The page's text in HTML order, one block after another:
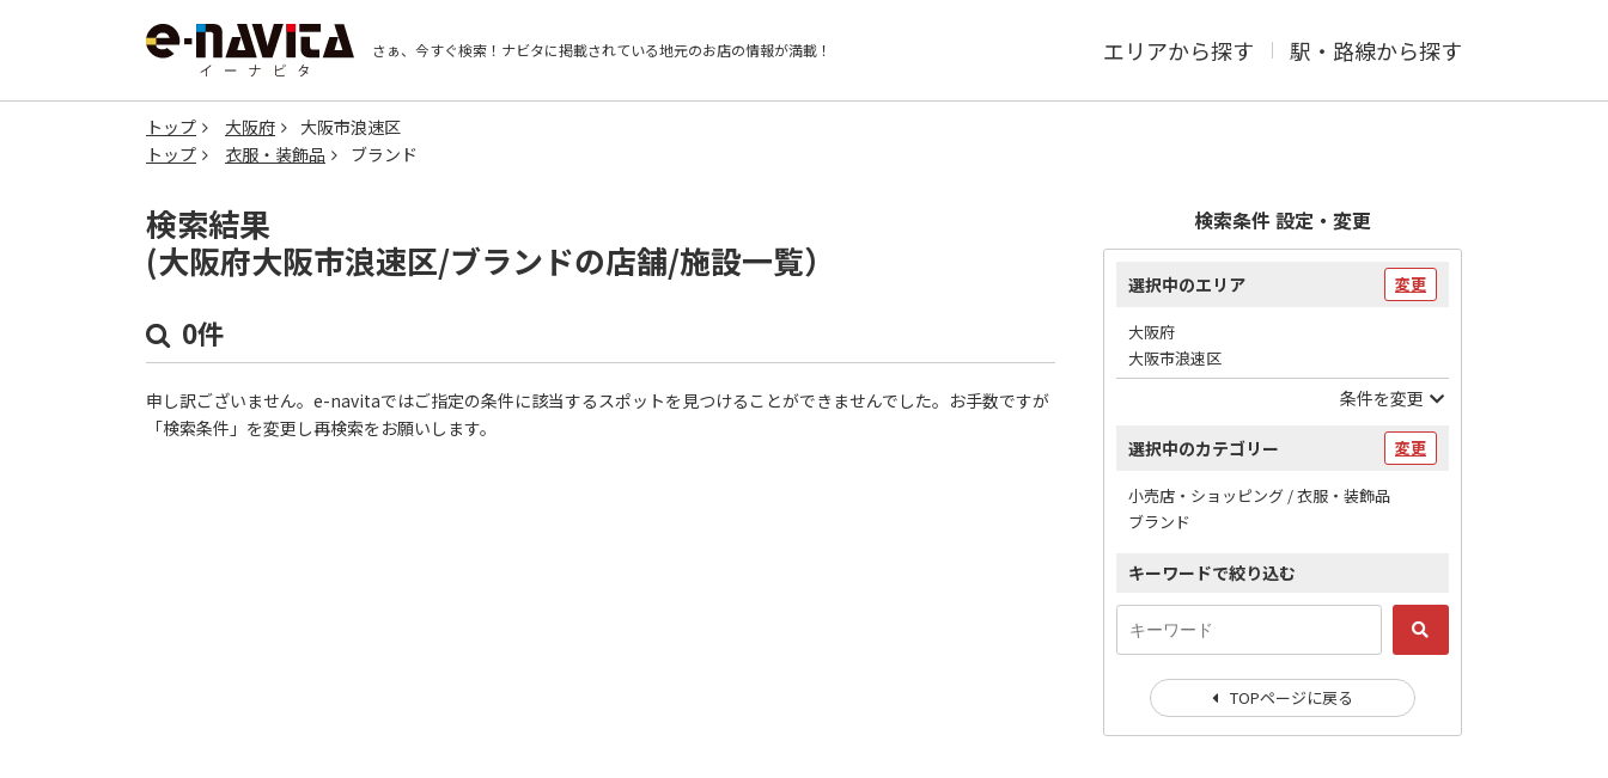
さぁ、今すぐ検索！ ナビタに掲載されている地元のお店の情報が満載！ エリアから探す 駅・路線から探す
トップ 大阪府
大阪市浪速区
トップ
衣服・装飾品 ブランド
検索結果
(大阪府大阪市浪速区/ブランドの店舗/施設一覧）
0件
申し訳ございません。e-navitaではご指定の条件に該当するスポットを見つけることができませんでした。お手数ですが
「検索条件」を変更し再検索をお願いします。
検索条件 設定・変更
選択中のエリア 変更
大阪府
大阪市浪速区
条件を変更
選択中のカテゴリー 変更
小売店・ショッピング / 衣服・装飾品
ブランド
キーワードで絞り込む
TOPページに戻る